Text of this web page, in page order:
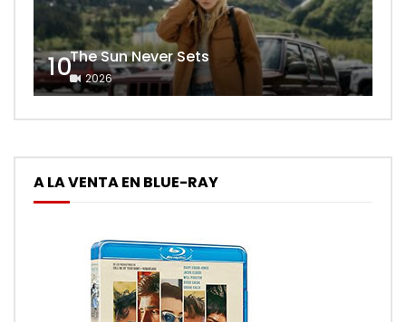
10The Sun Never Sets
2026
A LA VENTA EN BLUE-RAY